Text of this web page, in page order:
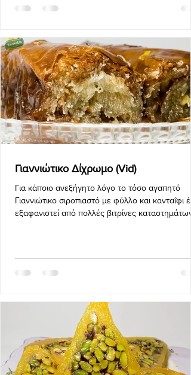
Γιαννιώτικο Δίχρωμο (Vid)
Για κάποιο ανεξήγητο λόγο το τόσο αγαπητό
Γιαννιώτικο σιροπιαστό με φύλλο και κανταΐφι
εξαφανιστεί από πολλές βιτρίνες καταστημάτων.